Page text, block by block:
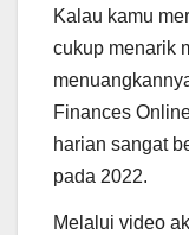
Kalau kamu
cukup menarik
Finances
harian sangat
pada 2022.
Melalui video